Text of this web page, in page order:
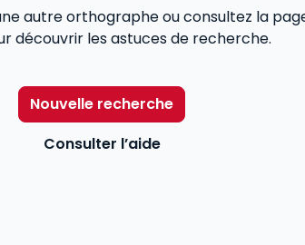
autre orthographe ou consultez la
découvrir les astuces de recherche.
Nouvelle recherche
Consulter l’aide